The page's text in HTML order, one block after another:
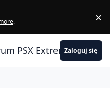
. ×
PSX ExtremeZaloguj się